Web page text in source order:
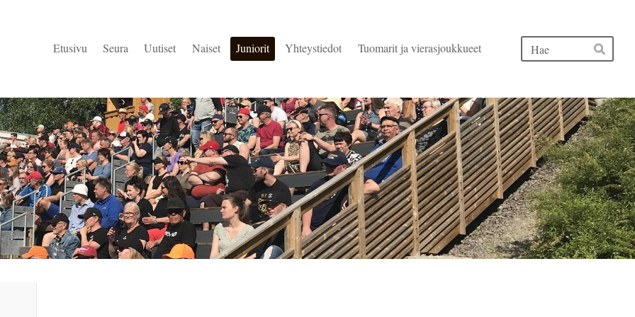
Etusivu Seura Uutiset Naiset Juniorit Yhteystiedot Tuomarit ja vierasjoukkueet
Hae